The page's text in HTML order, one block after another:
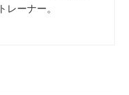
ーナー。